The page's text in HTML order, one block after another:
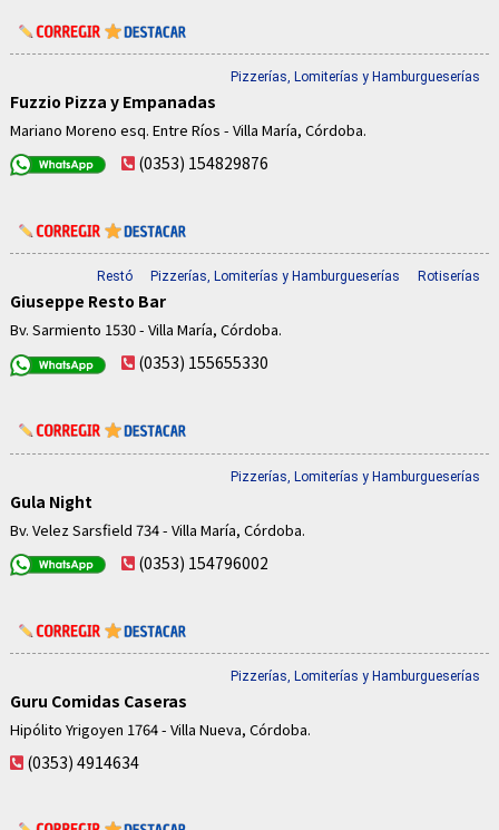
Pizzerías, Lomiterías y Hamburgueserías
Fuzzio Pizza y Empanadas
Mariano Moreno esq. Entre Ríos - Villa María, Córdoba.
(0353) 154829876
Restó Pizzerías, Lomiterías y Hamburgueserías Rotiserías
Giuseppe Resto Bar
Bv. Sarmiento 1530 - Villa María, Córdoba.
(0353) 155655330
Pizzerías, Lomiterías y Hamburgueserías
Gula Night
Bv. Velez Sarsfield 734 - Villa María, Córdoba.
(0353) 154796002
Pizzerías, Lomiterías y Hamburgueserías
Guru Comidas Caseras
Hipólito Yrigoyen 1764 - Villa Nueva, Córdoba.
(0353) 4914634